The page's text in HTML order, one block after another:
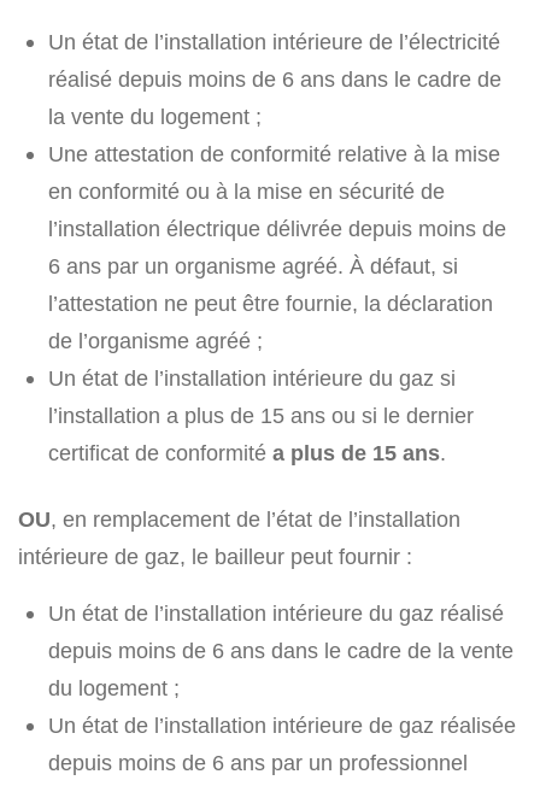
Un état de l’installation intérieure de l’électricité
réalisé depuis moins de 6 ans dans le cadre de
la vente du logement ;
Une attestation de conformité relative à la mise
en conformité ou à la mise en sécurité de
l’installation électrique délivrée depuis moins de
6 ans par un organisme agréé. À défaut, si
l’attestation ne peut être fournie, la déclaration
de l’organisme agréé ;
Un état de l’installation intérieure du gaz si
l’installation a plus de 15 ans ou si le dernier
certificat de conformité a plus de 15 ans.
OU, en remplacement de l’état de l’installation
intérieure de gaz, le bailleur peut fournir :
Un état de l’installation intérieure du gaz réalisé
depuis moins de 6 ans dans le cadre de la vente
du logement ;
Un état de l’installation intérieure de gaz réalisée
depuis moins de 6 ans par un professionnel